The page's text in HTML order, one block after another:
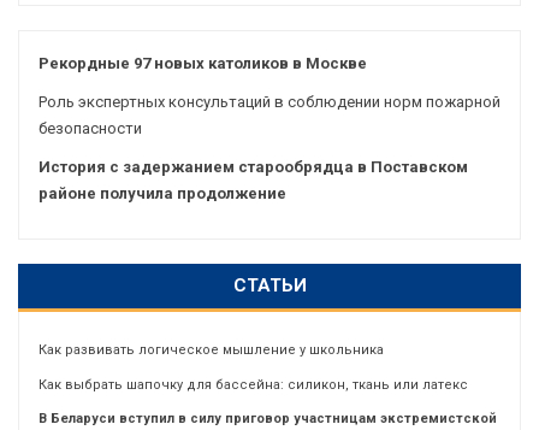
Рекордные 97 новых католиков в Москве
Роль экспертных консультаций в соблюдении норм пожарной
безопасности
История с задержанием старообрядца в Поставском
районе получила продолжение
СТАТЬИ
Как развивать логическое мышление у школьника
Как выбрать шапочку для бассейна: силикон, ткань или латекс
В Беларуси вступил в силу приговор участницам экстремистской